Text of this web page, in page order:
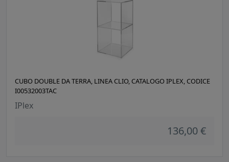
CUBO DOUBLE DA TERRA, LINEA CLIO, CATALOGO IPLEX, CODICE
I00532003TAC
IPlex
136,00 €